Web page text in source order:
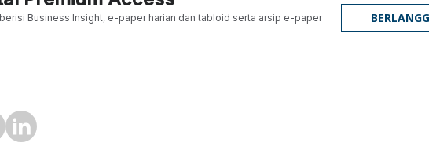
Business Insight, e-paper harian dan tabloid serta arsip e-paper